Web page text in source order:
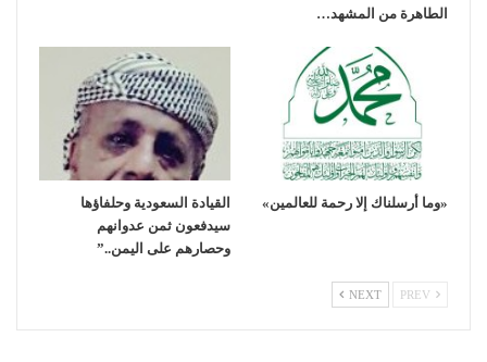
الطاهرة من المشهد…
«وما أرسلناك إلا رحمة للعالمين»
القيادة السعودية وحلفاؤها
سيدفعون ثمن عدوانهم
وحصارهم على اليمن..”
NEXT